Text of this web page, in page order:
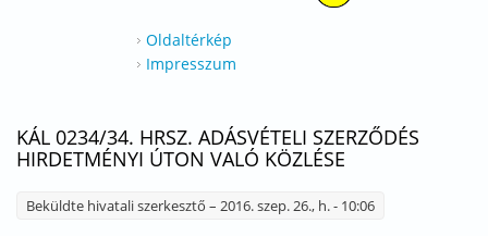
Oldaltérkép
Impresszum
KÁL 0234/34. HRSZ. ADÁSVÉTELI SZERZŐDÉS
HIRDETMÉNYI ÚTON VALÓ KÖZLÉSE
Beküldte hivatali szerkesztő – 2016. szep. 26., h. - 10:06